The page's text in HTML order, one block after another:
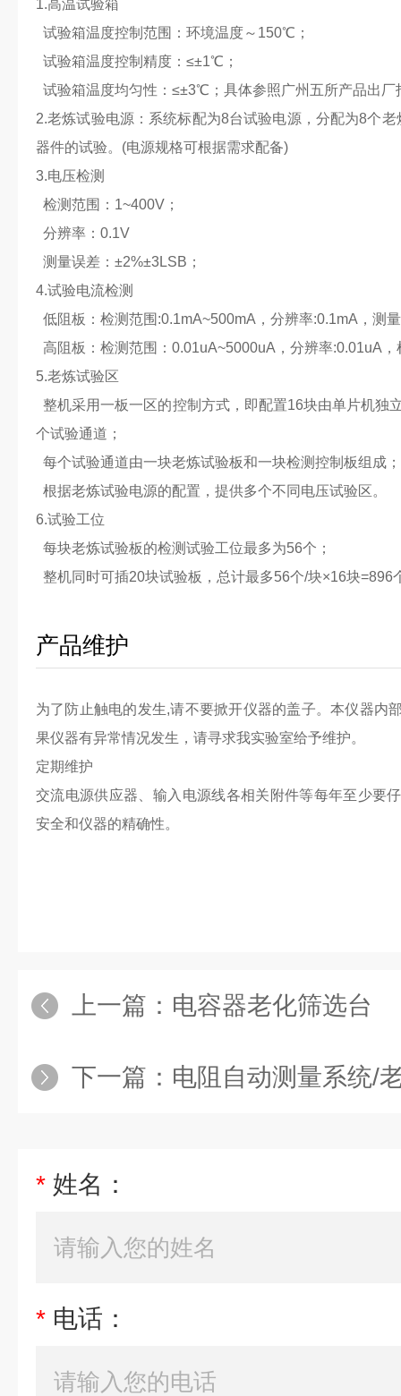
1.高温试验箱
试验箱温度控制范围：环境温度～150℃；
试验箱温度控制精度：≤±1℃；
试验箱温度均匀性：≤±3℃；具体参照广州五所产品出厂
2.老炼试验电源：系统标配为8台试验电源，分配为8个
器件的试验。(电源规格可根据需求配备)
3.电压检测
检测范围：1~400V；
分辨率：0.1V
测量误差：±2%±3LSB；
4.试验电流检测
低阻板：检测范围:0.1mA~500mA，分辨率:0.1mA，测
高阻板：检测范围：0.01uA~5000uA，分辨率:0.01uA
5.老炼试验区
整机采用一板一区的控制方式，即配置16块由单片机独
个试验通道；
每个试验通道由一块老炼试验板和一块检测控制板组成；
根据老炼试验电源的配置，提供多个不同电压试验区。
6.试验工位
每块老炼试验板的检测试验工位最多为56个；
整机同时可插20块试验板，总计最多56个/块×16块=896
产品维护
为了防止触电的发生,请不要掀开仪器的盖子。本仪器内
果仪器有异常情况发生，请寻求我实验室给予维护。
定期维护
交流电源供应器、输入电源线各相关附件等每年至少要
安全和仪器的精确性。
上一篇： 电容器老化筛选台
下一篇： 电阻自动测量系统/
* 姓名：
* 电话：